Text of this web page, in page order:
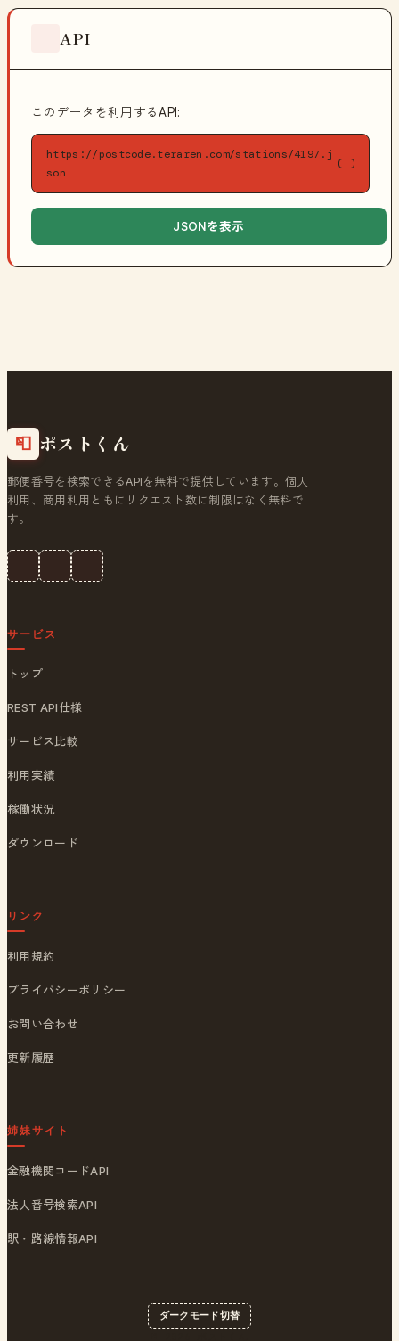
API
このデータを利用するAPI:
https://postcode.teraren.com/stations/4197.j
son
JSONを表示
📮 ポストくん
郵便番号を検索できるAPIを無料で提供しています。個人
利用、商用利用ともにリクエスト数に制限はなく無料で
す。
サービス
トップ
REST API仕様
サービス比較
利用実績
稼働状況
ダウンロード
リンク
利用規約
プライバシーポリシー
お問い合わせ
更新履歴
姉妹サイト
金融機関コードAPI
法人番号検索API
駅・路線情報API
ダークモード切替